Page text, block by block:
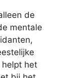
de
mentale
helpt het